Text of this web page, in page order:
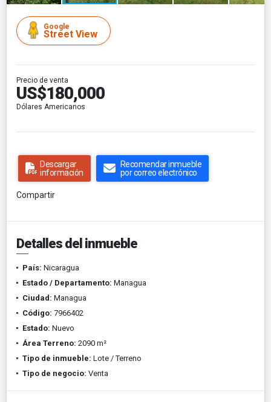
Google
Street View
Precio de venta
US$180,000
Dólares Americanos
Descargar
información
Recomendar inmueble
por correo electrónico
Compartir
Detalles del inmueble
País: Nicaragua
Estado / Departamento: Managua
Ciudad: Managua
Código: 7966402
Estado: Nuevo
Área Terreno: 2090 m²
Tipo de inmueble: Lote / Terreno
Tipo de negocio: Venta